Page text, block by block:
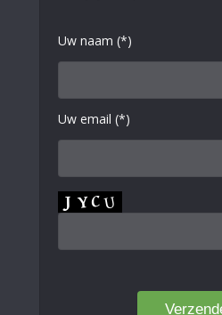
Uw naam (*)
Uw email (*)